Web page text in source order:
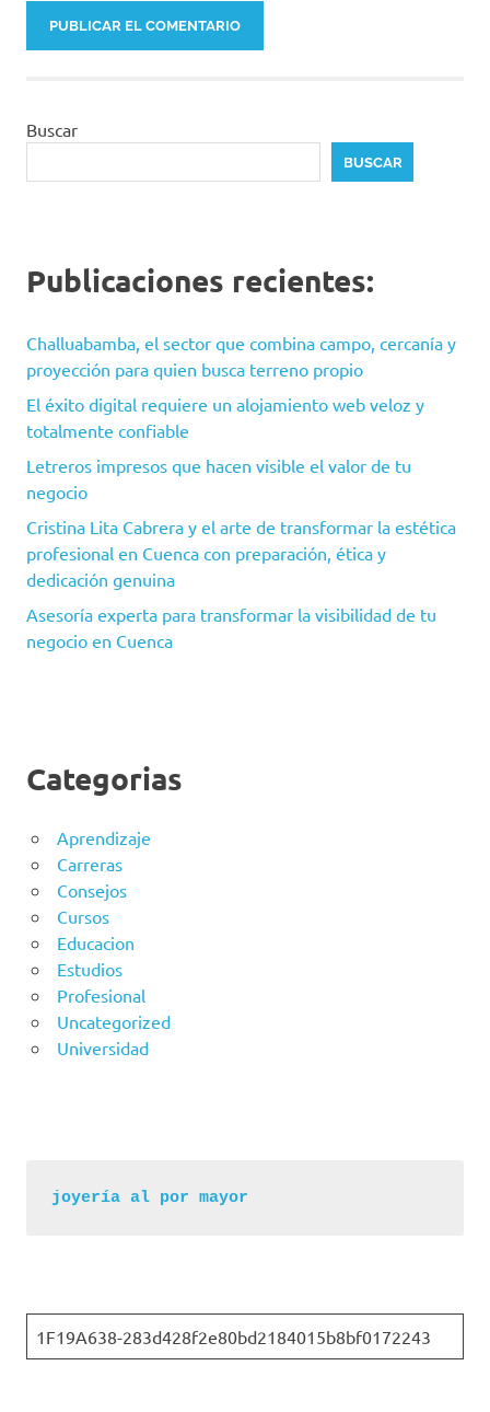
Buscar
BUSCAR
Publicaciones recientes:
Challuabamba, el sector que combina campo, cercanía y
proyección para quien busca terreno propio
El éxito digital requiere un alojamiento web veloz y
totalmente confiable
Letreros impresos que hacen visible el valor de tu
negocio
Cristina Lita Cabrera y el arte de transformar la estética
profesional en Cuenca con preparación, ética y
dedicación genuina
Asesoría experta para transformar la visibilidad de tu
negocio en Cuenca
Categorias
Aprendizaje
Carreras
Consejos
Cursos
Educacion
Estudios
Profesional
Uncategorized
Universidad
joyería al por mayor
1F19A638-283d428f2e80bd2184015b8bf0172243